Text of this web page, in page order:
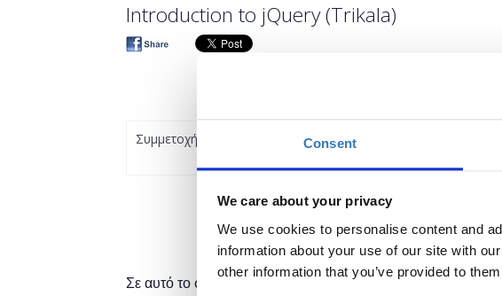
Consent
We care about your privacy
We use cookies to personalise content and
information about your use of our site with
other information that you’ve provided to
Introduction to jQuery (Trikala)
Συμμετοχή
Σε αυτό το σεμινάριο θα αναλύσουμε τα βασικά εργαλεία